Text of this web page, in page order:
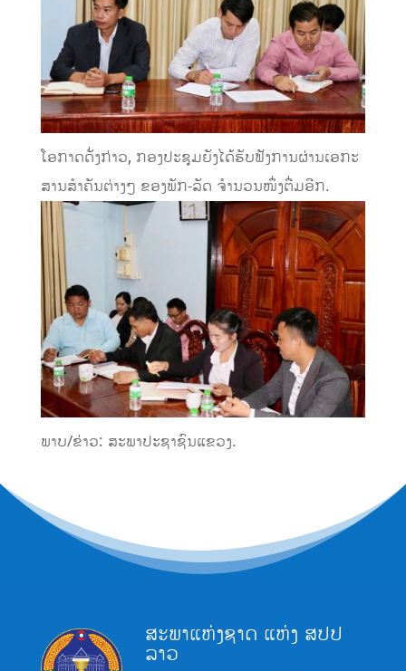
ໂອກາດດັ່ງກ່າວ, ກອງປະຊຸມຍັງໄດ້ຮັບຟັງການຜ່ານເອກະ
ສານສໍາຄັນຕ່າງໆ ຂອງພັກ-ລັດ ຈໍານວນໜຶ່ງຕື່ມອີກ.
ພາບ/ຂ່າວ: ສະພາປະຊາຊົນແຂວງ.
ສະພາແຫ່ງຊາດ ແຫ່ງ ສປປ
ລາວ